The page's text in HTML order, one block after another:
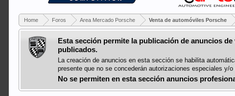
Home Foros Area Mercado Porsche Venta de automóviles Porsche
Esta sección permite la publicación de anuncios
publicados.
La creación de anuncios en esta sección se habilita
presente que no se concederán autorizaciones especiales y/
No se permiten en esta sección anuncios